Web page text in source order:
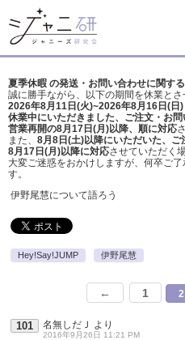
夏季休暇 の発送・お問い合わせに関す
誠に勝手ながら、以下の期間を休業とさ
2026年8月11日(火)~2026年8月16日(日)
休業中にいただきました、ご注文・お問
営業再開の8月17日(月)以降、順に対応
また、 8月8日(土)以降にいただいた、ご
8月17日(月)以降に対応させていただく
大変ご迷惑をおかけしますが、 何卒ご了
す。
伊野尾慧について語ろう
Hey!Say!JUMP 伊野尾慧
← 1 2
101 名無しだＪ より
2016年9月26日 11:21 PM